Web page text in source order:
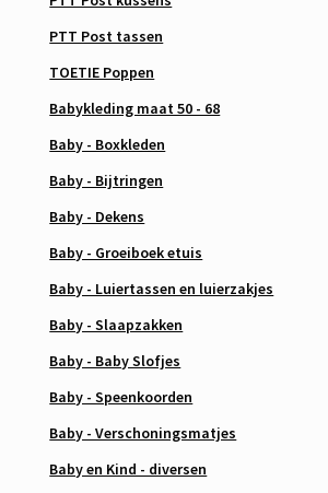
PTT Post tassen
TOETIE Poppen
Babykleding maat 50 - 68
Baby - Boxkleden
Baby - Bijtringen
Baby - Dekens
Baby - Groeiboek etuis
Baby - Luiertassen en luierzakjes
Baby - Slaapzakken
Baby - Baby Slofjes
Baby - Speenkoorden
Baby - Verschoningsmatjes
Baby en Kind - diversen